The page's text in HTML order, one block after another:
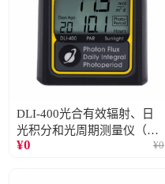
DLI-400光合有效辐射、日
光积分和光周期测量仪（仅
阳光）
¥0 ¥0